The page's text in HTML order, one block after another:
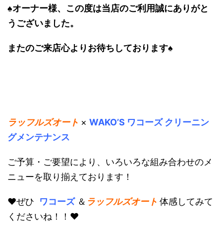
♠オーナー様、この度は当店のご利用誠にありがと
うございました。
またのご来店心よりお待ちしております♠
ラッフルズオート × WAKO’S ワコーズ クリーニン
グメンテナンス
ご予算・ご要望により、いろいろな組み合わせのメ
ニューを取り揃えております！
♥ぜひ ワコーズ＆ ラッフルズオート 体感してみて
くださいね！！♥